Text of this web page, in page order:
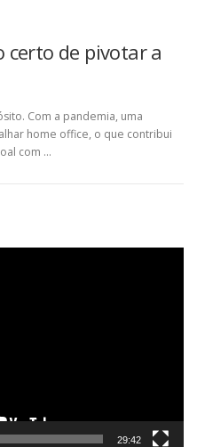
certo de pivotar a
Com a pandemia, uma
home office, o que contribui
com …
29:42